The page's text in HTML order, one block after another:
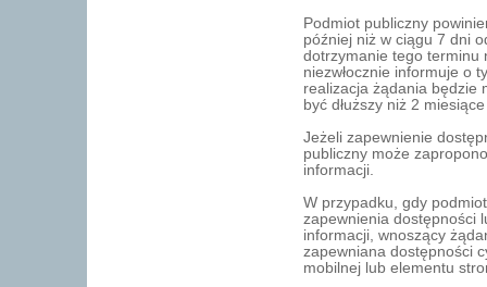
Podmiot publiczny
później niż w ciągu 7 dni
dotrzymanie tego terminu
niezwłocznie informuje o
realizacja żądania będzie
być dłuższy niż 2
Jeżeli zapewnienie
publiczny może
informacji.
W przypadku, gdy
zapewnienia dostępności
informacji, wnoszący
zapewniana dostępności
mobilnej lub elementu